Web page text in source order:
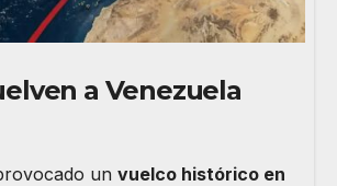
a Venezuela
un vuelco histórico en